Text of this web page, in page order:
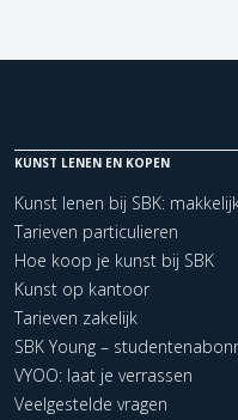
KUNST LENEN EN KOPEN
Kunst lenen bij SBK:
Tarieven particulieren
Hoe koop je kunst bij SBK
Kunst op kantoor
Tarieven zakelijk
SBK Young –
VYOO: laat je verrassen
Veelgestelde vragen